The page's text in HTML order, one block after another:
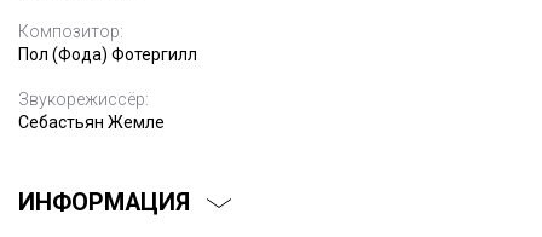
Композитор:
Пол (Фода) Фотергилл
Звукорежиссёр:
Себастьян Жемле
ИНФОРМАЦИЯ